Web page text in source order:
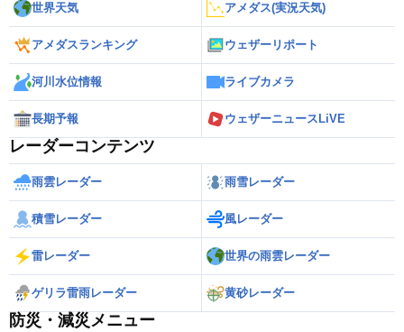
世界天気 アメダス(実況天気)
アメダスランキング ウェザーリポート
河川水位情報 ライブカメラ
長期予報 ウェザーニュースLiVE
レーダーコンテンツ
雨雲レーダー 雨雪レーダー
積雪レーダー 風レーダー
雷レーダー 世界の雨雲レーダー
ゲリラ雷雨レーダー 黄砂レーダー
防災・減災メニュー